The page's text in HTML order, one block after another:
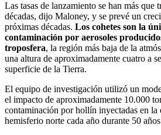
Las tasas de lanzamiento se han más que
décadas, dijo Maloney, y se prevé un
próximas décadas. Los cohetes son la
contaminación por aerosoles
troposfera, la región más baja de la
una altura de aproximadamente cuatro a
superficie de la Tierra.
El equipo de investigación utilizó un
el impacto de aproximadamente 10.000
contaminación por hollín inyectadas en la
hemisferio norte cada año durante 50